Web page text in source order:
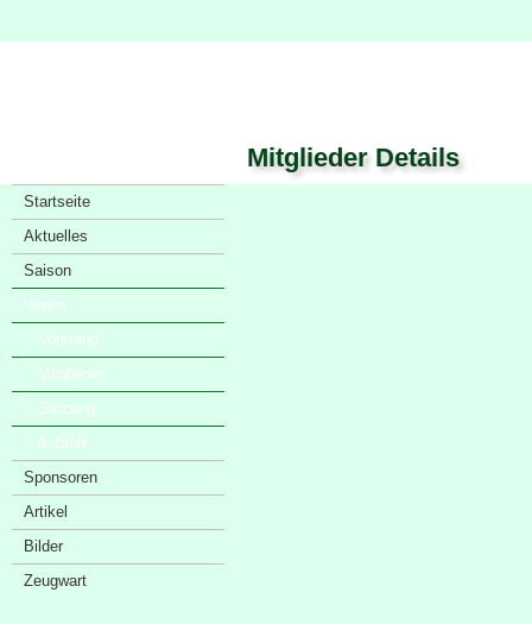
Mitglieder Details
Startseite
Aktuelles
Saison
Verein
· Vorstand
· Mitglieder
· Satzung
· Anfahrt
Sponsoren
Artikel
Bilder
Zeugwart